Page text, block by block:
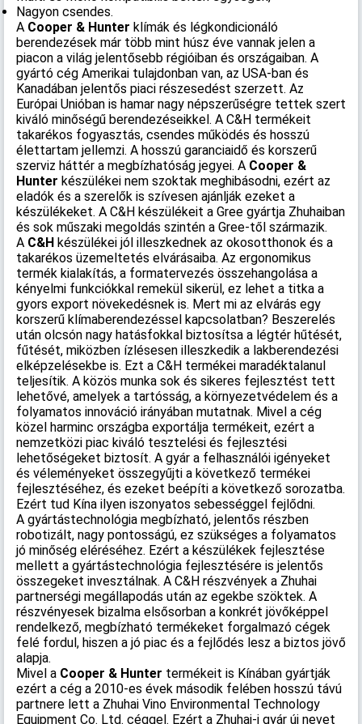
Nagyon csendes.
A Cooper & Hunter klímák és légkondicionáló
berendezések már több mint húsz éve vannak jelen a
piacon a világ jelentősebb régióiban és országaiban. A
gyártó cég Amerikai tulajdonban van, az USA-ban és
Kanadában jelentős piaci részesedést szerzett. Az
Európai Unióban is hamar nagy népszerűségre tettek szert
kiváló minőségű berendezéseikkel. A C&H termékeit
takarékos fogyasztás, csendes működés és hosszú
élettartam jellemzi. A hosszú garanciaidő és korszerű
szerviz háttér a megbízhatóság jegyei. A Cooper &
Hunter készülékei nem szoktak meghibásodni, ezért az
eladók és a szerelők is szívesen ajánlják ezeket a
készülékeket. A C&H készülékeit a Gree gyártja Zhuhaiban
és sok műszaki megoldás szintén a Gree-től származik.
A C&H készülékei jól illeszkednek az okosotthonok és a
takarékos üzemeltetés elvárásaiba. Az ergonomikus
termék kialakítás, a formatervezés összehangolása a
kényelmi funkciókkal remekül sikerül, ez lehet a titka a
gyors export növekedésnek is. Mert mi az elvárás egy
korszerű klímaberendezéssel kapcsolatban? Beszerelés
után olcsón nagy hatásfokkal biztosítsa a légtér hűtését,
fűtését, miközben ízlésesen illeszkedik a lakberendezési
elképzelésekbe is. Ezt a C&H termékei maradéktalanul
teljesítik. A közös munka sok és sikeres fejlesztést tett
lehetővé, amelyek a tartósság, a környezetvédelem és a
folyamatos innováció irányában mutatnak. Mivel a cég
közel harminc országba exportálja termékeit, ezért a
nemzetközi piac kiváló tesztelési és fejlesztési
lehetőségeket biztosít. A gyár a felhasználói igényeket
és véleményeket összegyűjti a következő termékei
fejlesztéséhez, és ezeket beépíti a következő sorozatba.
Ezért tud Kína ilyen iszonyatos sebességgel fejlődni.
A gyártástechnológia megbízható, jelentős részben
robotizált, nagy pontosságú, ez szükséges a folyamatos
jó minőség eléréséhez. Ezért a készülékek fejlesztése
mellett a gyártástechnológia fejlesztésére is jelentős
összegeket invesztálnak. A C&H részvények a Zhuhai
partnerségi megállapodás után az egekbe szöktek. A
részvényesek bizalma elsősorban a konkrét jövőképpel
rendelkező, megbízható termékeket forgalmazó cégek
felé fordul, hiszen a jó piac és a fejlődés lesz a biztos jövő
alapja.
Mivel a Cooper & Hunter termékeit is Kínában gyártják
ezért a cég a 2010-es évek második felében hosszú távú
partnere lett a Zhuhai Vino Environmental Technology
Equipment Co. Ltd. céggel. Ezért a Zhuhai-i gyár új nevet